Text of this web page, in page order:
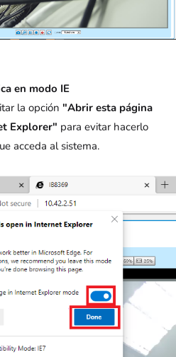
en modo IE
la opción "Abrir esta página
Explorer" para evitar hacerlo
acceda al sistema.